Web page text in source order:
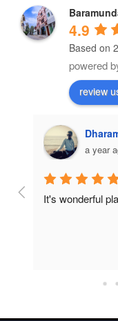
4.9
Based on
powered
review
a year
It's wonderful